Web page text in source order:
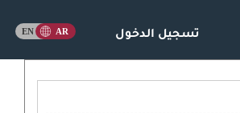
تسجيل الدخول